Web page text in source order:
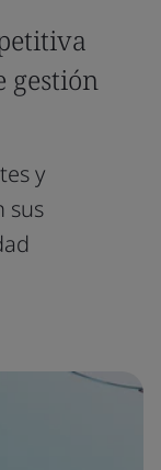
gestión
y
sus